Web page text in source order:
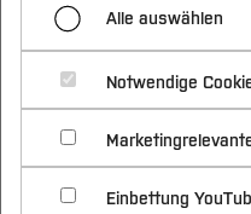
Vor dem
Bewerben &
Bewerbungsportal
Im Studium
Studienbüros und
Nach dem
Forschung &
Profil
Forschungs- und
Schwerpunkte
Beratung &
Nachhaltigkeit
International
Eine
Schwangerschaft
Alle auswählen
Notwendige
Einbettung